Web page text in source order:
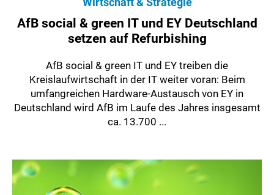
AfB social & green IT und EY Deutschland
setzen auf Refurbishing
AfB social & green IT und EY treiben die
Kreislaufwirtschaft in der IT weiter voran: Beim
umfangreichen Hardware-Austausch von EY in
Deutschland wird AfB im Laufe des Jahres insgesamt
ca. 13.700 ...